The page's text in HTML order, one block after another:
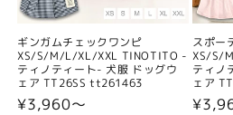
ギンガムチェックワンピ
XS/S/M/L/XL/XXL TINOTITO -
ティノティート- 犬服 ドッグウ
ェア TT26SS tt261463
通
¥3,960〜
スポー
XS/S/
ティノ
ェア
通